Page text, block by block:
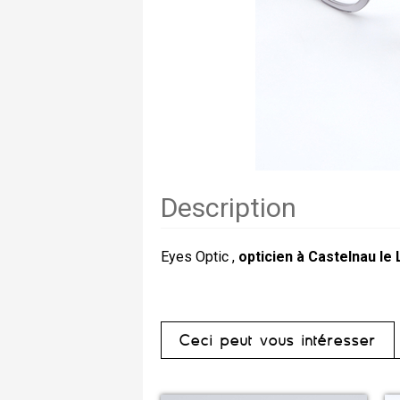
Description
Eyes Optic , opticien à Castelnau le
Ceci peut vous intéresser